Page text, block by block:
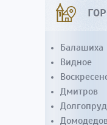
Балашиха
Видное
Дмитров